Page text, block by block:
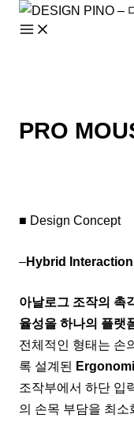
PRO
■ Design Concept
–Hybrid Interaction
아날로그 조작의 촉
율성을 하나의 플랫
전체적인 형태는 손
록 설계된
조작부에서 하단 입
의 손목 부담을 최